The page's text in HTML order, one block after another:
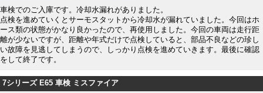
車検でのご入庫です。冷却水漏れがありました。
点検を進めていくとサーモスタットから冷却水が漏れていました。今回はホ
ース類の状態がかなり良かったので、再使用しました。今回の車両は走行距
離が少ないですが、距離や年式だけで点検していると、部品不良などの珍し
い故障を見逃してしまうので、しっかり点検を進めていきます。最後に確認
をして終了です。
7シリーズ E65 車検 ミスファイア